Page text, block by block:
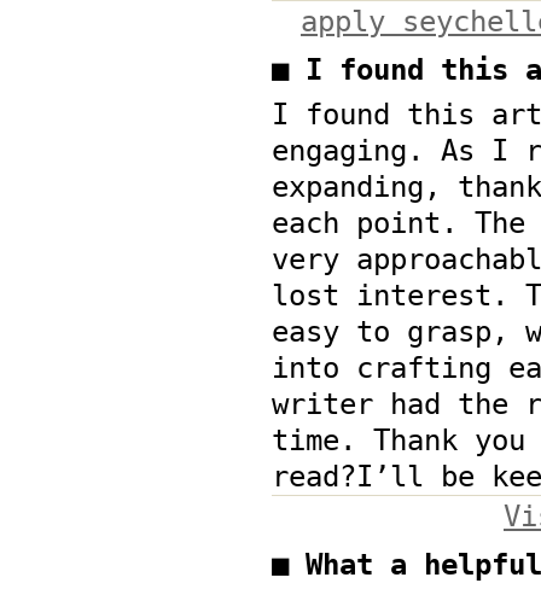
apply
■ I found this
I found this
engaging. As I
expanding,
each point.
very
lost interest.
easy to grasp,
into crafting
writer had the
time. Thank
read?I’ll be
■ What a helpful